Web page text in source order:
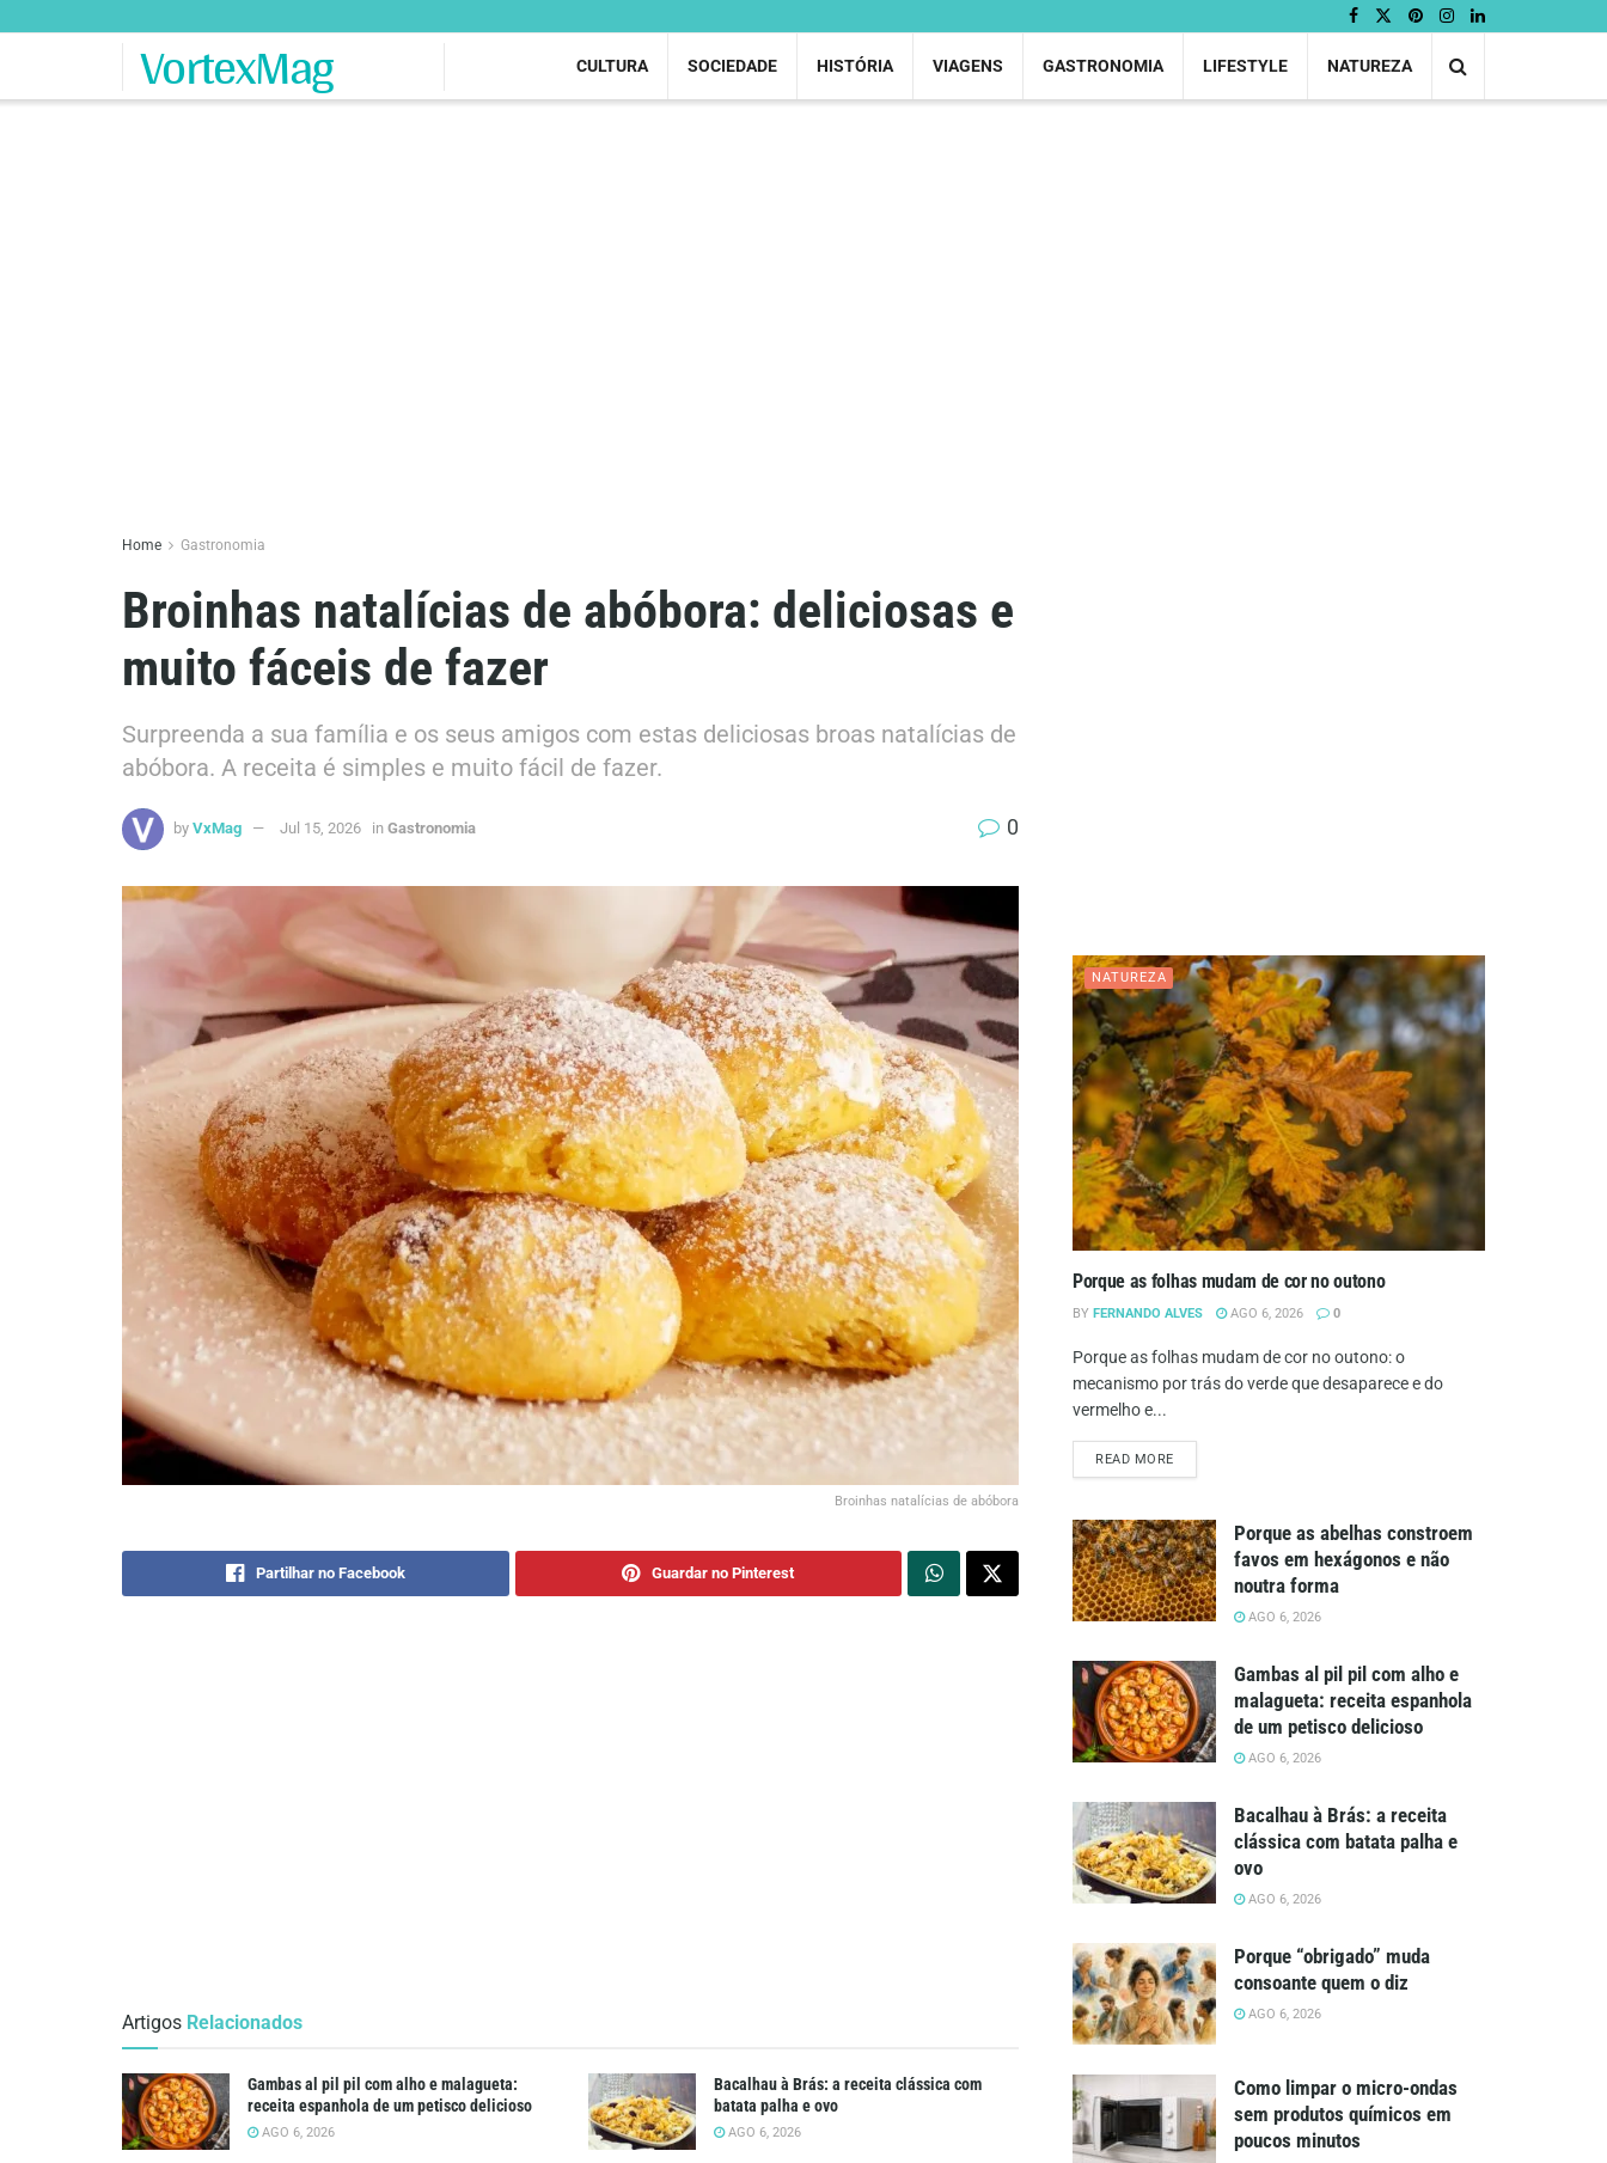
VortexMag CULTURA SOCIEDADE HISTÓRIA VIAGENS GASTRONOMIA LIFESTYLE NATUREZA
Home Gastronomia
Broinhas natalícias de abóbora: deliciosas e
muito fáceis de fazer
Surpreenda a sua família e os seus amigos com estas deliciosas broas natalícias de
abóbora. A receita é simples e muito fácil de fazer.
by VxMag Jul 15, 2026 in Gastronomia 0
Broinhas natalícias de abóbora
Partilhar no Facebook Guardar no Pinterest
Artigos Relacionados
Gambas al pil pil com alho e malagueta:
receita espanhola de um petisco delicioso
AGO 6, 2026
Bacalhau à Brás: a receita clássica com
batata palha e ovo
AGO 6, 2026
NATUREZA
Porque as folhas mudam de cor no outono
BY FERNANDO ALVES AGO 6, 2026 0
Porque as folhas mudam de cor no outono: o
mecanismo por trás do verde que desaparece e do
vermelho e...
READ MOREDETAILS
Porque as abelhas constroem
favos em hexágonos e não
noutra forma
AGO 6, 2026
Gambas al pil pil com alho e
malagueta: receita espanhola
de um petisco delicioso
AGO 6, 2026
Bacalhau à Brás: a receita
clássica com batata palha e
ovo
AGO 6, 2026
Porque “obrigado” muda
consoante quem o diz
AGO 6, 2026
Como limpar o micro-ondas
sem produtos químicos em
poucos minutos